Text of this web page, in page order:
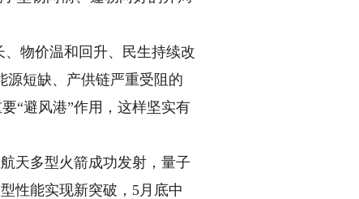
物价温和回升、民生持续改
源短缺、产供链严重受阻的
“避风港”作用，这样坚实有
天多型火箭成功发射，量子
性能实现新突破，5月底中